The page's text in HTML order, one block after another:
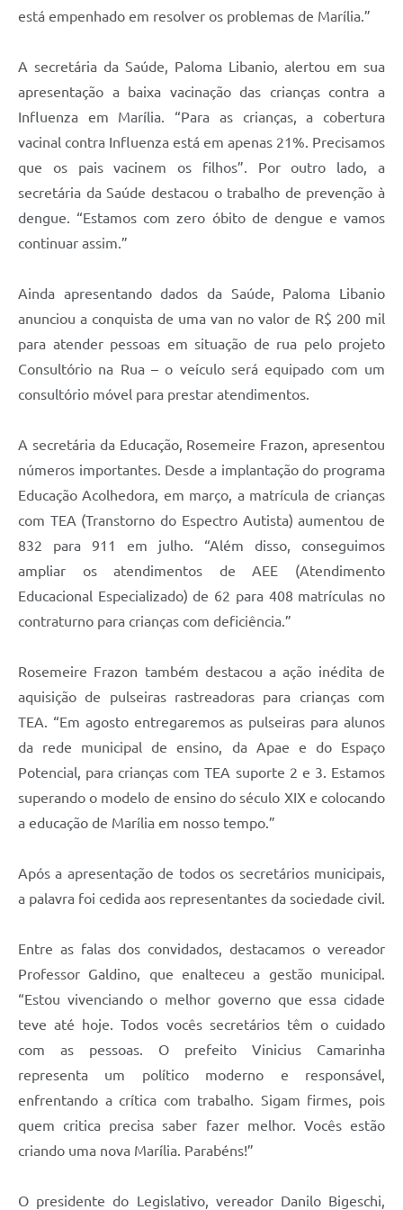
está empenhado em resolver os problemas de Marília.”
A secretária da Saúde, Paloma Libanio, alertou em sua
apresentação a baixa vacinação das crianças contra a
Influenza em Marília. “Para as crianças, a cobertura
vacinal contra Influenza está em apenas 21%. Precisamos
que os pais vacinem os filhos”. Por outro lado, a
secretária da Saúde destacou o trabalho de prevenção à
dengue. “Estamos com zero óbito de dengue e vamos
continuar assim.”
Ainda apresentando dados da Saúde, Paloma Libanio
anunciou a conquista de uma van no valor de R$ 200 mil
para atender pessoas em situação de rua pelo projeto
Consultório na Rua – o veículo será equipado com um
consultório móvel para prestar atendimentos.
A secretária da Educação, Rosemeire Frazon, apresentou
números importantes. Desde a implantação do programa
Educação Acolhedora, em março, a matrícula de crianças
com TEA (Transtorno do Espectro Autista) aumentou de
832 para 911 em julho. “Além disso, conseguimos
ampliar os atendimentos de AEE (Atendimento
Educacional Especializado) de 62 para 408 matrículas no
contraturno para crianças com deficiência.”
Rosemeire Frazon também destacou a ação inédita de
aquisição de pulseiras rastreadoras para crianças com
TEA. “Em agosto entregaremos as pulseiras para alunos
da rede municipal de ensino, da Apae e do Espaço
Potencial, para crianças com TEA suporte 2 e 3. Estamos
superando o modelo de ensino do século XIX e colocando
a educação de Marília em nosso tempo.”
Após a apresentação de todos os secretários municipais,
a palavra foi cedida aos representantes da sociedade civil.
Entre as falas dos convidados, destacamos o vereador
Professor Galdino, que enalteceu a gestão municipal.
“Estou vivenciando o melhor governo que essa cidade
teve até hoje. Todos vocês secretários têm o cuidado
com as pessoas. O prefeito Vinicius Camarinha
representa um político moderno e responsável,
enfrentando a crítica com trabalho. Sigam firmes, pois
quem critica precisa saber fazer melhor. Vocês estão
criando uma nova Marília. Parabéns!”
O presidente do Legislativo, vereador Danilo Bigeschi,